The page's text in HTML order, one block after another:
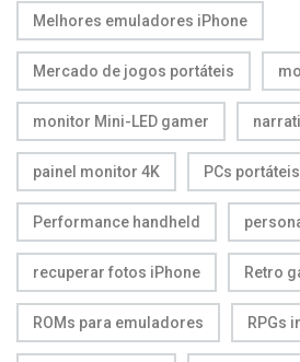
Melhores emuladores iPhone
Mercado de jogos portáteis
monitor Mini-LED gamer
painel monitor 4K PCs
Performance handheld
recuperar fotos iPhone Retro
ROMs para emuladores RPGs